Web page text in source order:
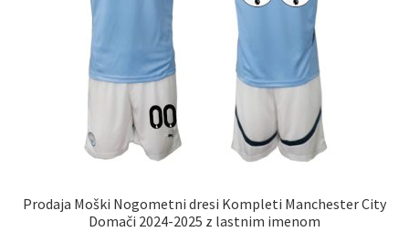
Prodaja Moški Nogometni dresi Kompleti Manchester City
Domači 2024-2025 z lastnim imenom